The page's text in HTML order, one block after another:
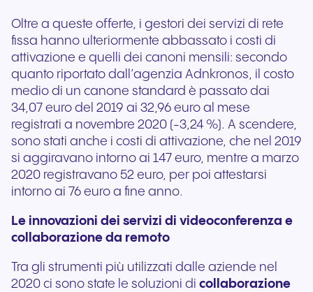
Oltre a queste offerte, i gestori dei servizi di rete
fissa hanno ulteriormente abbassato i costi di
attivazione e quelli dei canoni mensili: secondo
quanto riportato dall’agenzia Adnkronos, il costo
medio di un canone standard è passato dai
34,07 euro del 2019 ai 32,96 euro al mese
registrati a novembre 2020 (-3,24 %). A scendere,
sono stati anche i costi di attivazione, che nel 2019
si aggiravano intorno ai 147 euro, mentre a marzo
2020 registravano 52 euro, per poi attestarsi
intorno ai 76 euro a fine anno.
Le innovazioni dei servizi di videoconferenza e
collaborazione da remoto
Tra gli strumenti più utilizzati dalle aziende nel
2020 ci sono state le soluzioni di collaborazione